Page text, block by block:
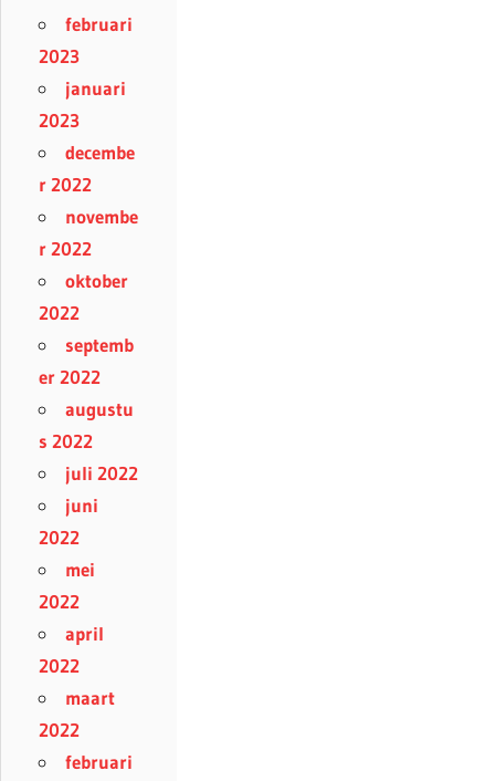
februari
2023
januari
2023
decembe
r 2022
novembe
r 2022
oktober
2022
septemb
er 2022
augustu
s 2022
juli 2022
juni
2022
mei
2022
april
2022
maart
2022
februari